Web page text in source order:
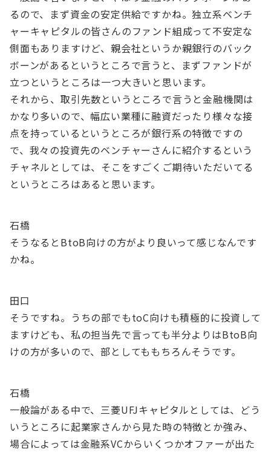
るので、まず資金の安定供給ですかね。独立系ベンチ
ャーキャピタルの皆さんのファンド組成って不安定な
側面もありますけど、親会社というか親銀行のバック
ボーンがあるというところで言うと、まずファンドが
立つというところは一つ大きいと思います。
それから、取引先数というところで言うと金融機関は
かなり多いので、幅広い業種に融資だったり様々な接
点を持っているというところが銀行系の特徴ですの
で、我々の投資先のベンチャーさんに紹介するという
チャネルとしては、そこをすごくご期待いただいてる
というところはあると思います。
石橋
そうなるとBtoB向けの方がより良いって感じなんです
かね。
田口
そうですね。うちの部でもtoC向けも積極的に投資して
ますけども、私の担当先で言っても半分よりはBtoB向
けの方が多いので、部としてももちろんそうです。
石橋
一般論がある中で、三菱UFJキャピタルとしては、どう
いうところに起業家さんから見た時の特徴とか強み、
場合によっては金融系VCからいくつかオファーが出た